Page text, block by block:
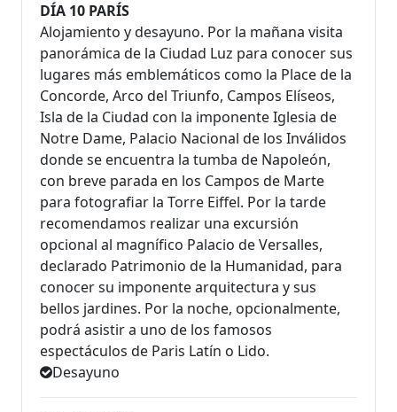
DÍA 10 PARÍS
Alojamiento y desayuno. Por la mañana visita
panorámica de la Ciudad Luz para conocer sus
lugares más emblemáticos como la Place de la
Concorde, Arco del Triunfo, Campos Elíseos,
Isla de la Ciudad con la imponente Iglesia de
Notre Dame, Palacio Nacional de los Inválidos
donde se encuentra la tumba de Napoleón,
con breve parada en los Campos de Marte
para fotografiar la Torre Eiffel. Por la tarde
recomendamos realizar una excursión
opcional al magnífico Palacio de Versalles,
declarado Patrimonio de la Humanidad, para
conocer su imponente arquitectura y sus
bellos jardines. Por la noche, opcionalmente,
podrá asistir a uno de los famosos
espectáculos de Paris Latín o Lido.
Desayuno